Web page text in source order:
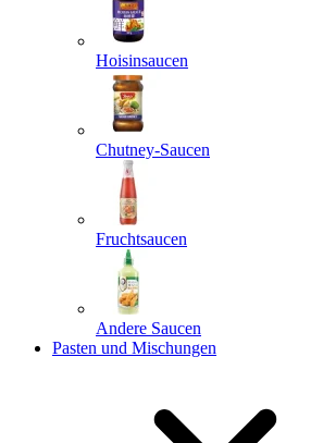
Hoisinsaucen
Chutney-Saucen
Fruchtsaucen
Andere Saucen
Pasten und Mischungen